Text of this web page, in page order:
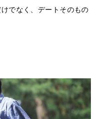
でなく、デートそのもの